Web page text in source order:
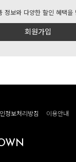
정보와 다양한 할인 혜택을
회원가입
정보처리방침 이용안내